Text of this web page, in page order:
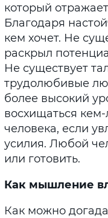
который
Благодаря
кем хочет. Не
раскрыл
Не существует
трудолюбивые
более высокий
восхищаться
человека, если
усилия. Любой
или готовить.
Как мышление
Как можно